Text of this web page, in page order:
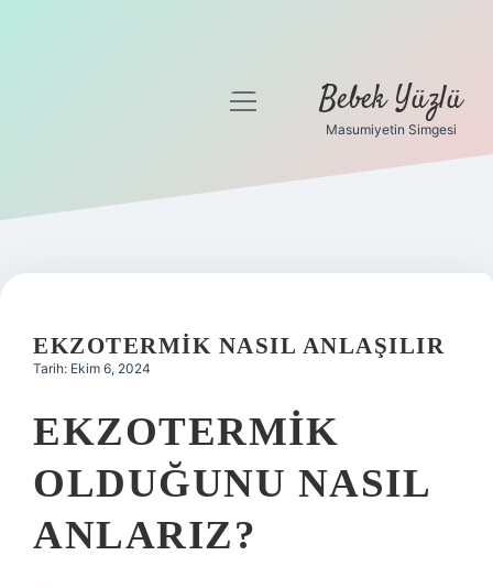
Gizlilik Politikası
Yasal Uyarı
menüyü
Bebek Yüzlü
Masumiyetin Simgesi
EKZOTERMIK NASIL ANLAŞILIR
Tarih: Ekim 6, 2024
EKZOTERMIK
OLDUĞUNU NASIL
ANLARIZ?